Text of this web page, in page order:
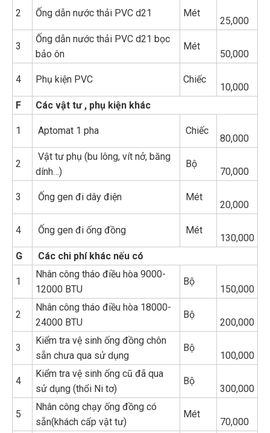
2 Ống dẫn nước thải PVC d21 Mét
25,000
3
Ống dẫn nước thải PVC d21 bọc
bảo ôn
Mét
50,000
4 Phụ kiện PVC Chiếc
10,000
F
Các vật tư , phụ kiện khác
1 Aptomat 1 pha Chiếc
80,000
2
Vật tư phụ (bu lông, vít nở, băng
dính…)
Bộ
70,000
3 Ống gen đi dây điện Mét
20,000
4 Ống gen đi ống đồng Mét
130,000
G
Các chi phí khác nếu có
1
Nhân công tháo điều hòa 9000-
12000 BTU
Bộ
150,000
2
Nhân công tháo điều hòa 18000-
24000 BTU
Bộ
200,000
3
Kiểm tra vệ sinh ống đồng chôn
sẵn chưa qua sử dụng
Bộ
100,000
4
Kiểm tra vệ sinh ống cũ đã qua
sử dụng (thổi Ni tơ)
Bộ
300,000
5
Nhân công chạy ống đồng có
sẵn(khách cấp vật tư)
Mét
70,000